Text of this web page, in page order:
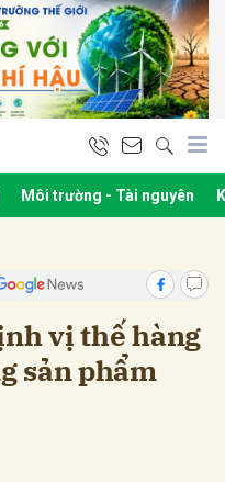
Môi trường - Tài nguyên
vị thế hàng
sản phẩm
Hủy